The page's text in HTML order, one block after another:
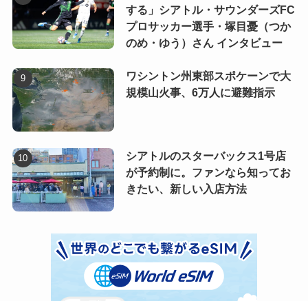
する」シアトル・サウンダーズFC
プロサッカー選手・塚目憂（つか
のめ・ゆう）さん インタビュー
ワシントン州東部スポケーンで大
規模山火事、6万人に避難指示
シアトルのスターバックス1号店
が予約制に。ファンなら知ってお
きたい、新しい入店方法